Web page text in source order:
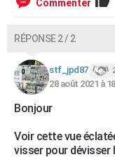
Commenter
RÉPONSE 2 / 2
stf_jpd87
28 août 2021 à
Bonjour
Voir cette vue
visser pour dévisser